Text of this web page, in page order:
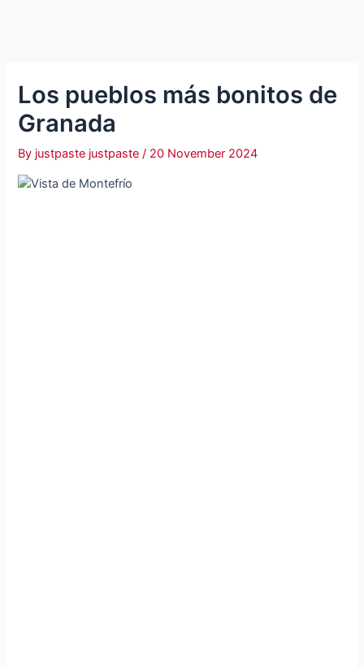
Los pueblos más bonitos de
Granada
By justpaste justpaste/ 20 November 2024